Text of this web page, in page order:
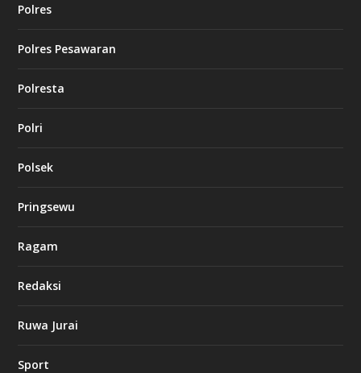
Polres
Polres Pesawaran
Polresta
Polri
Polsek
Pringsewu
Ragam
Redaksi
Ruwa Jurai
Sport